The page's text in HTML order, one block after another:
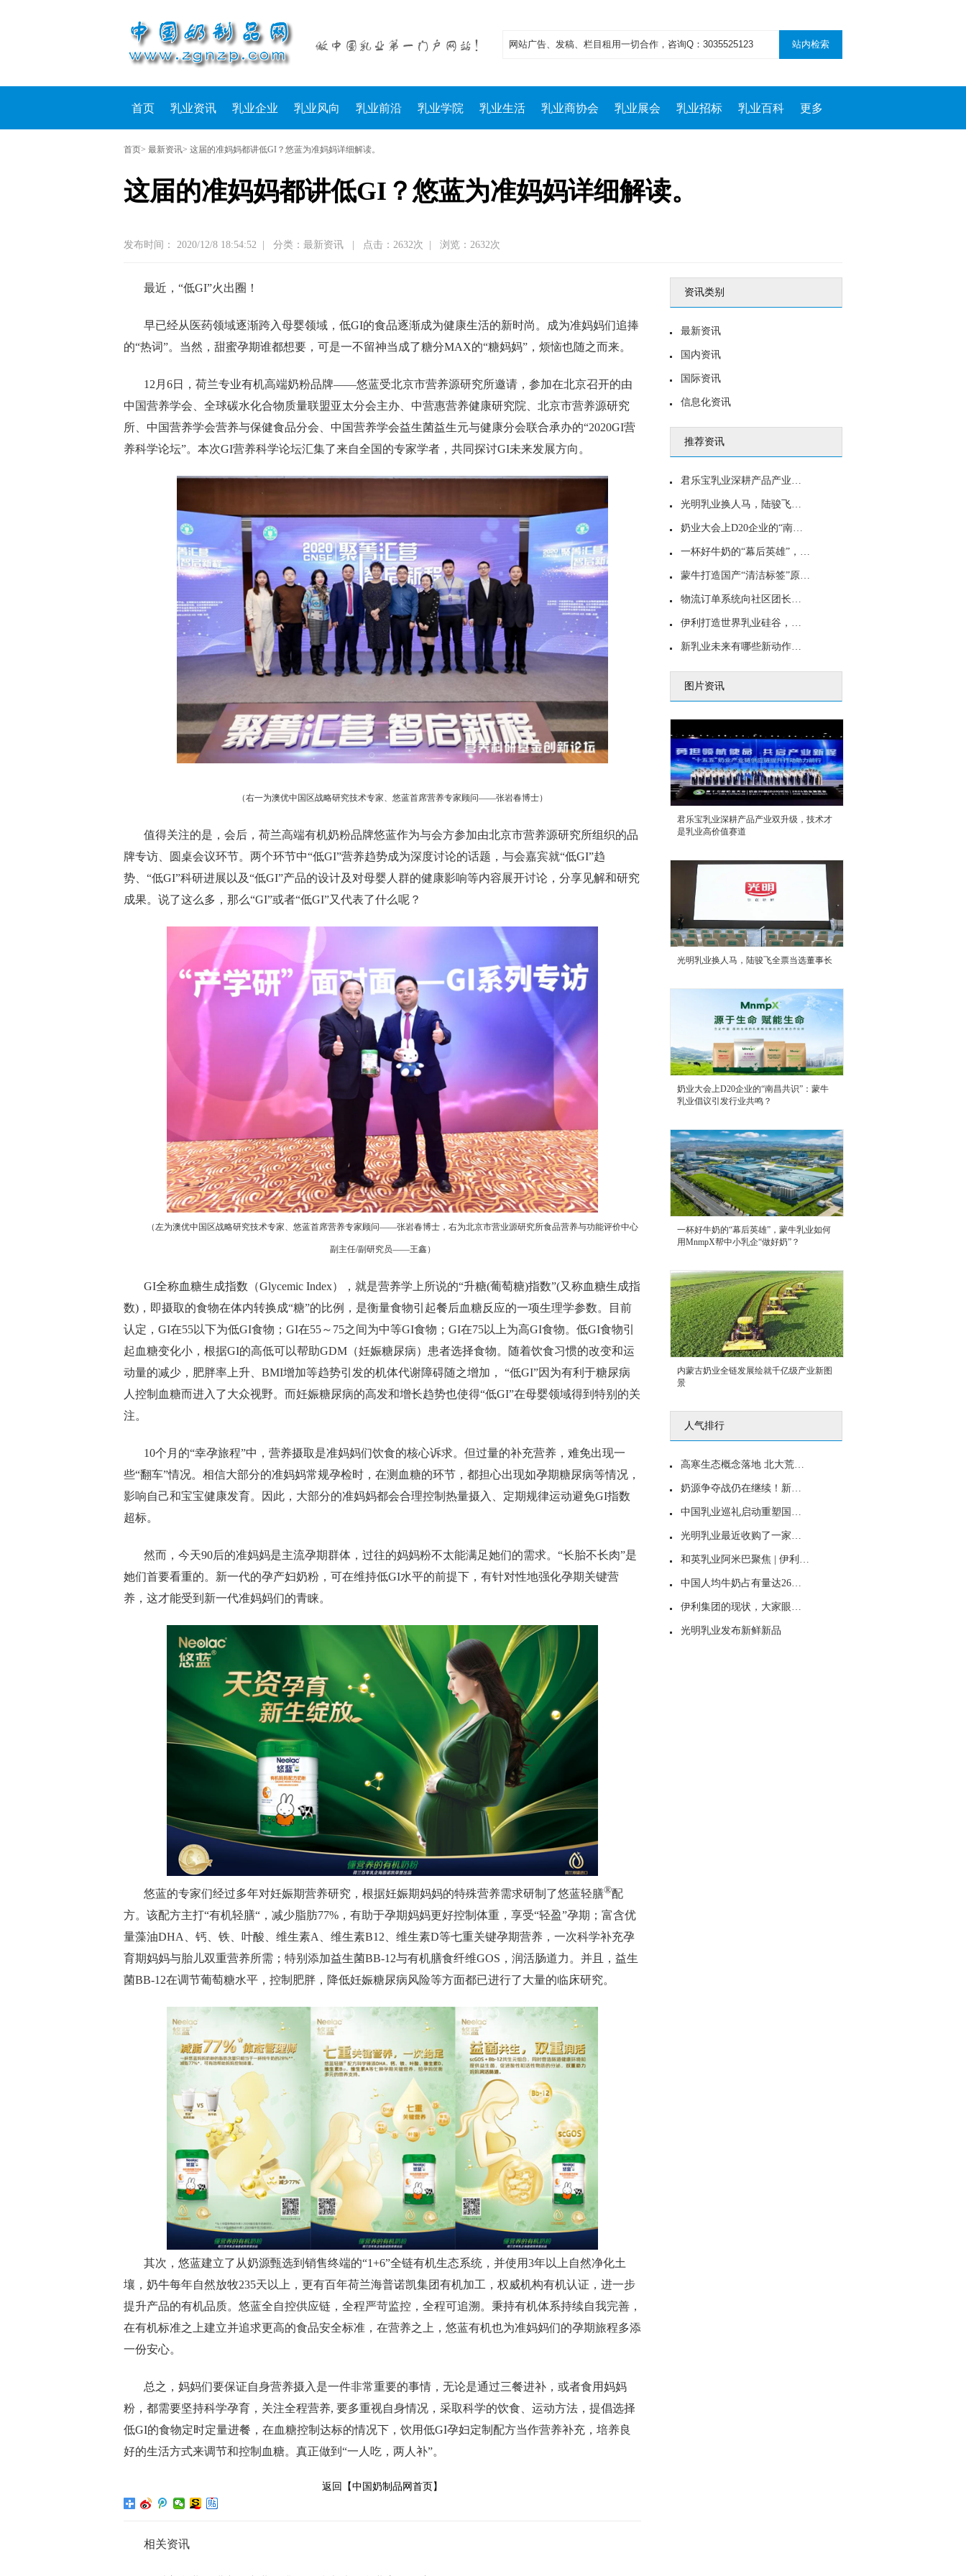
首页 乳业资讯 乳业企业 乳业风向 乳业前沿 乳业学院 乳业生活 乳业商协会 乳业展会 乳业招标 乳业百科 更多
首页> 最新资讯> 这届的准妈妈都讲低GI？悠蓝为准妈妈详细解读。
这届的准妈妈都讲低GI？悠蓝为准妈妈详细解读。
发布时间： 2020/12/8 18:54:52 分类：最新资讯 点击：2632次 浏览：2632次
最近，“低GI”火出圈！
早已经从医药领域逐渐跨入母婴领域，低GI的食品逐渐成为健康生活的新时尚。成为准妈妈们追捧
的“热词”。当然，甜蜜孕期谁都想要，可是一不留神当成了糖分MAX的“糖妈妈”，烦恼也随之而来。
12 月 6日，荷兰专业有机高端奶粉品牌——悠蓝受北京市营养源研究所邀请，参加在北京召开的由
中国营养学会、全球碳水化合物质量联盟亚太分会主办、中营惠营养健康研究院、北京市营养源研究
所、中国营养学会营养与保健食品分会、中国营养学会益生菌益生元与健康分会联合承办的“2020GI营
养科学论坛”。本次GI营养科学论坛汇集了来自全国的专家学者，共同探讨GI未来发展方向。
（右一为澳优中国区战略研究技术专家、悠蓝首席营养专家顾问——张岩春博士）
值得关注的是，会后，荷兰高端有机奶粉品牌悠蓝作为与会方参加由北京市营养源研究所组织的品
牌专访、圆桌会议环节。两个环节中“低GI”营养趋势成为深度讨论的话题，与会嘉宾就“低GI”趋
势、“低GI”科研进展以及“低GI”产品的设计及对母婴人群的健康影响等内容展开讨论，分享见解和研究
成果。说了这么多，那么“GI”或者“低GI”又代表了什么呢？
（左为澳优中国区战略研究技术专家、悠蓝首席营养专家顾问——张岩春博士，右为北京市营业源研究所食品营养与功能评价中心
副主任/副研究员——王鑫）
GI全称血糖生成指数（Glycemic Index），就是营养学上所说的“升糖(葡萄糖)指数”(又称血糖生成指
数) ，即摄取的食物在体内转换成“糖”的比例，是衡量食物引起餐后血糖反应的一项生理学参数。目前
认定， GI在55以下为低GI食物； GI在55～ 75之间为中等GI食物； GI在75以上为高GI食物。低GI食物引
起血糖变化小，根据GI的高低可以帮助GDM （妊娠糖尿病）患者选择食物。随着饮食习惯的改变和运
动量的减少，肥胖率上升、 BMI增加等趋势引发的机体代谢障碍随之增加， “低GI”因为有利于糖尿病
人控制血糖而进入了大众视野。而妊娠糖尿病的高发和增长趋势也使得“低GI”在母婴领域得到特别的关
注。
10个月的“幸孕旅程”中，营养摄取是准妈妈们饮食的核心诉求。但过量的补充营养，难免出现一
些“翻车”情况。相信大部分的准妈妈常规孕检时，在测血糖的环节，都担心出现如孕期糖尿病等情况，
影响自己和宝宝健康发育。因此，大部分的准妈妈都会合理控制热量摄入、定期规律运动避免GI指数
超标。
然而，今天90后的准妈妈是主流孕期群体，过往的妈妈粉不太能满足她们的需求。“长胎不长肉”是
她们首要看重的。新一代的孕产妇奶粉，可在维持低GI水平的前提下，有针对性地强化孕期关键营
养，这才能受到新一代准妈妈们的青睐。
悠蓝的专家们经过多年对妊娠期营养研究，根据妊娠期妈妈的特殊营养需求研制了悠蓝轻膳®配
方。该配方主打“有机轻膳“，减少脂肪77% ，有助于孕期妈妈更好控制体重，享受“轻盈”孕期；富含优
量藻油DHA 、钙、铁、叶酸、维生素A 、维生素B12 、维生素D等七重关键孕期营养，一次科学补充孕
育期妈妈与胎儿双重营养所需；特别添加益生菌BB-12与有机膳食纤维GOS ，润活肠道力。并且，益生
菌BB-12在调节葡萄糖水平，控制肥胖，降低妊娠糖尿病风险等方面都已进行了大量的临床研究。
其次，悠蓝建立了从奶源甄选到销售终端的“1+6”全链有机生态系统，并使用3年以上自然净化土
壤，奶牛每年自然放牧235天以上，更有百年荷兰海普诺凯集团有机加工，权威机构有机认证，进一步
提升产品的有机品质。悠蓝全自控供应链，全程严苛监控，全程可追溯。秉持有机体系持续自我完善，
在有机标准之上建立并追求更高的食品安全标准，在营养之上，悠蓝有机也为准妈妈们的孕期旅程多添
一份安心。
总之，妈妈们要保证自身营养摄入是一件非常重要的事情，无论是通过三餐进补，或者食用妈妈
粉，都需要坚持科学孕育，关注全程营养, 要多重视自身情况，采取科学的饮食、运动方法，提倡选择
低GI的食物定时定量进餐，在血糖控制达标的情况下，饮用低GI孕妇定制配方当作营养补充，培养良
好的生活方式来调节和控制血糖。真正做到“一人吃，两人补”。
返回【中国奶制品网首页】
相关资讯
资讯类别
最新资讯
国内资讯
国际资讯
信息化资讯
推荐资讯
君乐宝乳业深耕产品产业双升级，技术才是乳业高价值赛道
光明乳业换人马，陆骏飞全票当选董事长
奶业大会上D20企业的“南昌共识”：蒙牛乳业倡议引发行业共鸣？
一杯好牛奶的“幕后英雄”，蒙牛乳业如何用MnmpX帮中小乳企“做好奶”？
蒙牛打造国产“清洁标签”原制奶酪 引领中国乳业向高端价值链跃升
物流订单系统向社区团长开放，光明乳业随心拼团加速升级
伊利打造世界乳业硅谷，全新全链赋能携手共富
新乳业未来有哪些新动作？内生外拓 鲜酸双强
图片资讯
君乐宝乳业深耕产品产业双升级，技术才
是乳业高价值赛道
光明乳业换人马，陆骏飞全票当选董事长
奶业大会上D20企业的“南昌共识”：蒙牛
乳业倡议引发行业共鸣？
一杯好牛奶的“幕后英雄”，蒙牛乳业如何
用MnmpX帮中小乳企“做好奶”？
内蒙古奶业全链发展绘就千亿级产业新图
景
人气排行
高寒生态概念落地 北大荒完达山展“国粉梦之队”风采
奶源争夺战仍在继续！新乳业拟5840万美元入股澳亚投资
中国乳业巡礼启动重塑国产乳制品信心
光明乳业最近收购了一家益民一厂，牛奶和冰淇淋融合出新
和英乳业阿米巴聚焦 | 伊利、蒙牛…都在发力，这类酸奶将大爆发！
中国人均牛奶占有量达26公斤
伊利集团的现状，大家眼中的伊利是怎样的企业
光明乳业发布新鲜新品